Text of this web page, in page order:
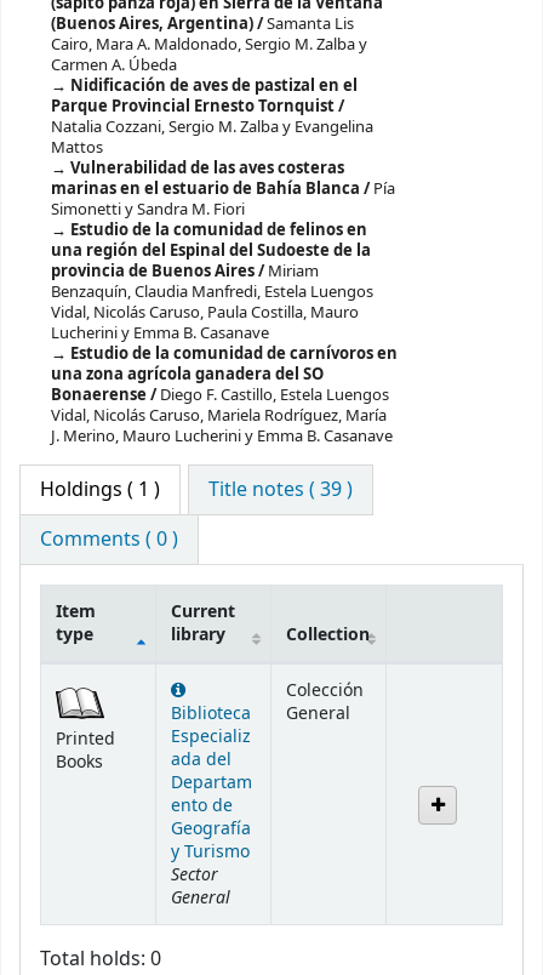
(Buenos Aires, Argentina) /Samanta Lis
Cairo, Mara A. Maldonado, Sergio M. Zalba y
Carmen A. Úbeda
Nidificación de aves de pastizal en el
Parque Provincial Ernesto Tornquist /
Natalia Cozzani, Sergio M. Zalba y Evangelina
Mattos
Vulnerabilidad de las aves costeras
marinas en el estuario de Bahía Blanca /Pía
Simonetti y Sandra M. Fiori
Estudio de la comunidad de felinos en
una región del Espinal del Sudoeste de la
provincia de Buenos Aires /Miriam
Benzaquín, Claudia Manfredi, Estela Luengos
Vidal, Nicolás Caruso, Paula Costilla, Mauro
Lucherini y Emma B. Casanave
Estudio de la comunidad de carnívoros en
una zona agrícola ganadera del SO
Bonaerense /Diego F. Castillo, Estela Luengos
Vidal, Nicolás Caruso, Mariela Rodríguez, María
J. Merino, Mauro Lucherini y Emma B. Casanave
Holdings ( 1 )
Title notes ( 39 )
Comments ( 0 )
Item
type
Current
library
Collection
Printed
Books
Biblioteca
Especializ
ada del
Departam
ento de
Geografía
y Turismo
Sector
General
Colección
General
Total holds: 0